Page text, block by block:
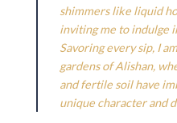
shimmers like liquid
inviting me to indulge
Savoring every sip, I
gardens of Alishan,
and fertile soil have
unique character and